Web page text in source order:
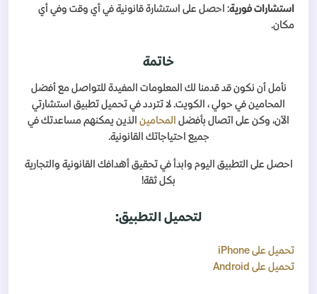
استشارات فورية: احصل على استشارة قانونية في أي وقت وفي أي
مكان.
خاتمة
نأمل أن نكون قد قدمنا لك المعلومات المفيدة للتواصل مع أفضل
المحامين في حولي ، الكويت. لا تتردد في تحميل تطبيق استشارتي
الآن، وكن على اتصال بأفضل المحامين الذين يمكنهم مساعدتك في
جميع احتياجاتك القانونية.
احصل على التطبيق اليوم وابدأ في تحقيق أهدافك القانونية والتجارية
بكل ثقة!
لتحميل التطبيق:
تحميل على
تحميل على